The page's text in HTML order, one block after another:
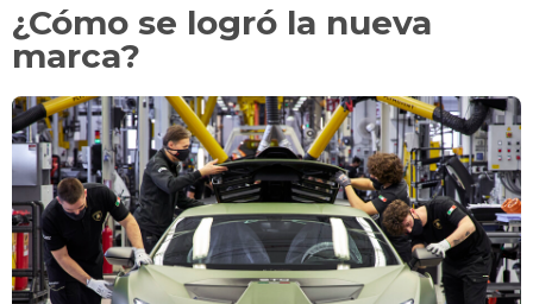
¿Cómo se logró la nueva
marca?